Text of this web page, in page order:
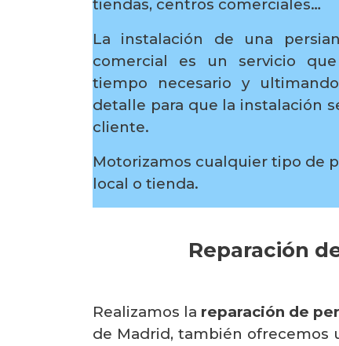
tiendas, centros comerciales…
La instalación de una
comercial es un servicio
tiempo necesario y
detalle para que la instalación
cliente.
Motorizamos cualquier tipo de
local o tienda.
Reparación
Realizamos la reparación de
de Madrid, también ofrecemos